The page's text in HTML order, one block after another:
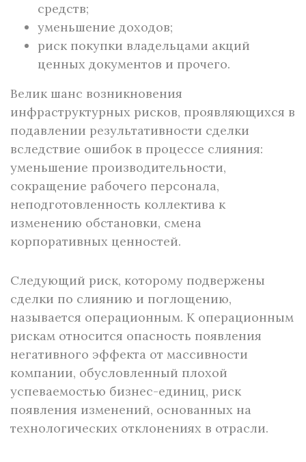
средств;
уменьшение доходов;
риск покупки владельцами акций
ценных документов и прочего.
Велик шанс возникновения
инфраструктурных рисков, проявляющихся в
подавлении результативности сделки
вследствие ошибок в процессе слияния:
уменьшение производительности,
сокращение рабочего персонала,
неподготовленность коллектива к
изменению обстановки, смена
корпоративных ценностей.
Следующий риск, которому подвержены
сделки по слиянию и поглощению,
называется операционным. К операционным
рискам относится опасность появления
негативного эффекта от массивности
компании, обусловленный плохой
успеваемостью бизнес-единиц, риск
появления изменений, основанных на
технологических отклонениях в отрасли.